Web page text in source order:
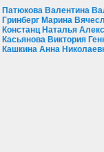
Патюкова Валентина
Гринберг Марина
Констанц Наталья
Касьянова Виктория
Кашкина Анна